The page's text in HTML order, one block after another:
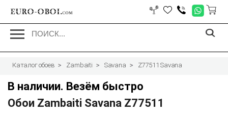
EURO-OBOI.com
Каталог обоев Zambaiti Savana Z77511 Savana
В наличии. Везём быстро
Обои Zambaiti Savana Z77511